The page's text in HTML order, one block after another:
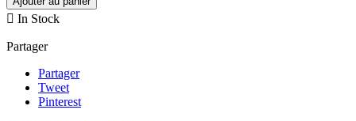
 In Stock
Partager
Partager
Tweet
Pinterest